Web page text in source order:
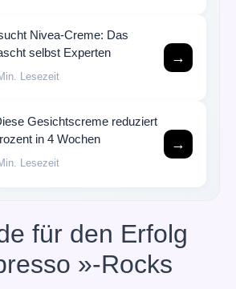
Nivea-Creme: Das
selbst Experten
Lesezeit
→
Gesichtscreme reduziert
in 4 Wochen
Lesezeit
→
für den Erfolg
»-Rocks